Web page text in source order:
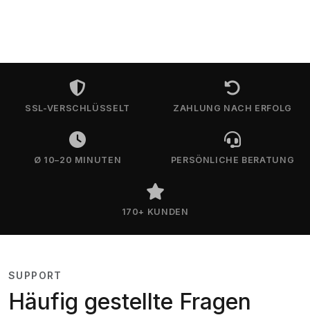
SSL-VERSCHLÜSSELT ZAHLUNG NACH ERFOLG
Ø 10–20 MINUTEN PERSÖNLICHE BERATUNG
170+ KUNDEN
SUPPORT
Häufig gestellte Fragen